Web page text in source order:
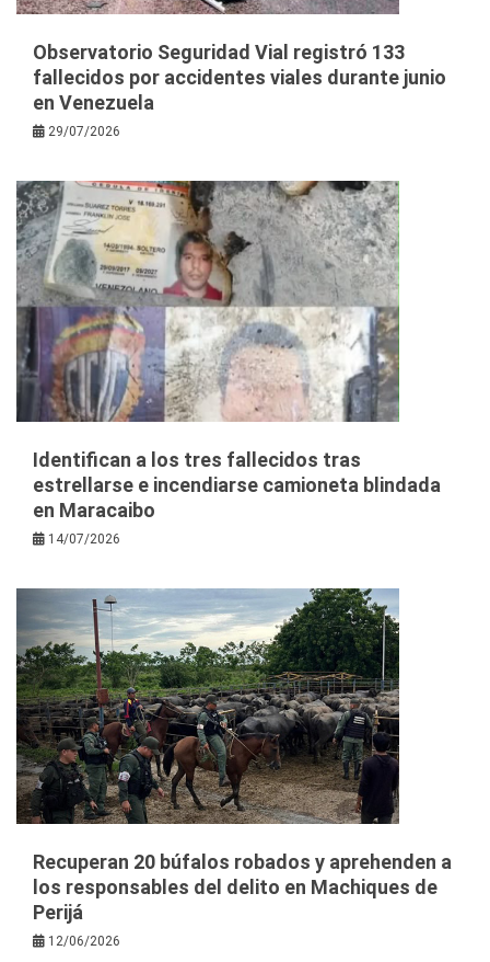
Observatorio Seguridad Vial registró 133
fallecidos por accidentes viales durante junio
en Venezuela
29/07/2026
Identifican a los tres fallecidos tras
estrellarse e incendiarse camioneta blindada
en Maracaibo
14/07/2026
Recuperan 20 búfalos robados y aprehenden a
los responsables del delito en Machiques de
Perijá
12/06/2026